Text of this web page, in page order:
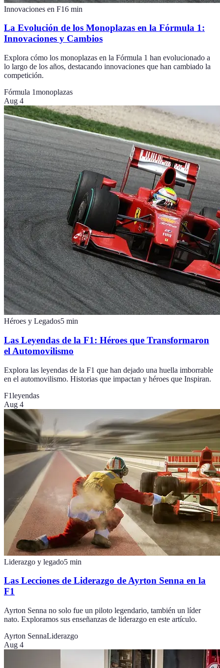
Innovaciones en F16 min
La Evolución de los Monoplazas en la Fórmula 1:
Innovaciones y Cambios
Explora cómo los monoplazas en la Fórmula 1 han evolucionado a
lo largo de los años, destacando innovaciones que han cambiado la
competición.
Fórmula 1monoplazas
Aug 4
Héroes y Legados5 min
Las Leyendas de la F1: Héroes que Transformaron
el Automovilismo
Explora las leyendas de la F1 que han dejado una huella imborrable
en el automovilismo. Historias que impactan y héroes que Inspiran.
F1leyendas
Aug 4
Liderazgo y legado5 min
Las Lecciones de Liderazgo de Ayrton Senna en la
F1
Ayrton Senna no solo fue un piloto legendario, también un líder
nato. Exploramos sus enseñanzas de liderazgo en este artículo.
Ayrton SennaLiderazgo
Aug 4